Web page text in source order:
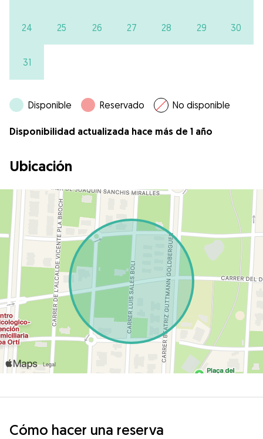
24 25 26 27 28 29 30
31
Disponible Reservado No disponible
Disponibilidad actualizada hace más de 1 año
Ubicación
Cómo hacer una reserva